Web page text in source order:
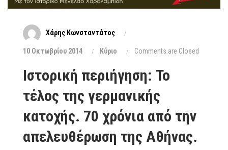
Χάρης Κωνσταντάτος
10 Οκτωβρίου 2014 Κύριο Comments are Closed
Ιστορική περιήγηση: Το
τέλος της γερμανικής
κατοχής. 70 χρόνια από την
απελευθέρωση της Αθήνας.